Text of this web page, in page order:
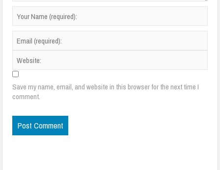
Save my name, email, and website in this browser for the next time I
comment.